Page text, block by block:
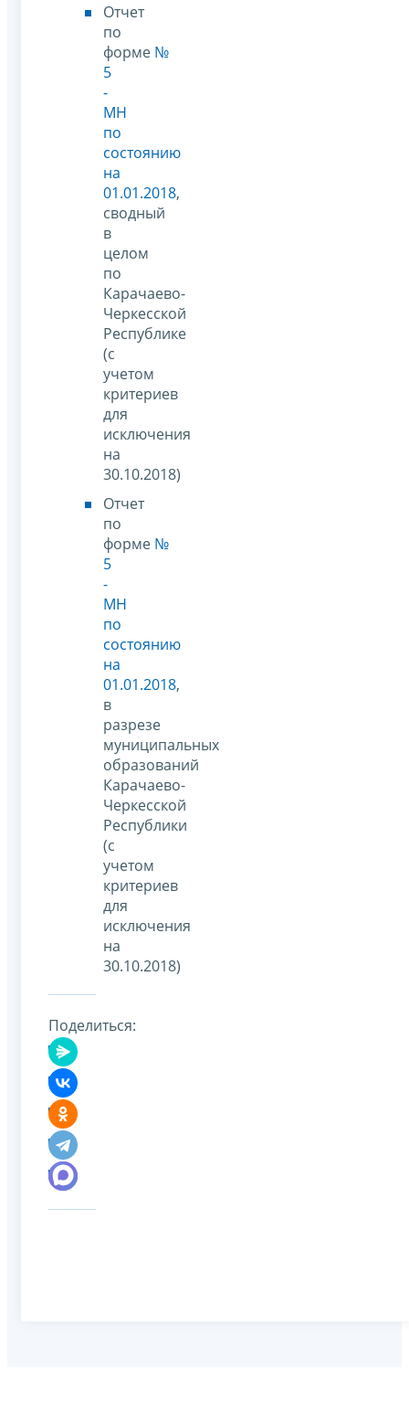
Отчет
по
форме №
5
-
МН
по
состоянию
на
01.01.2018,
сводный
в
целом
по
Карачаево-
Черкесской
Республике
(с
учетом
критериев
для
исключения
на
30.10.2018)
Отчет
по
форме №
5
-
МН
по
состоянию
на
01.01.2018,
в
разрезе
муниципальных
образований
Карачаево-
Черкесской
Республики
(с
учетом
критериев
для
исключения
на
30.10.2018)
Поделиться: